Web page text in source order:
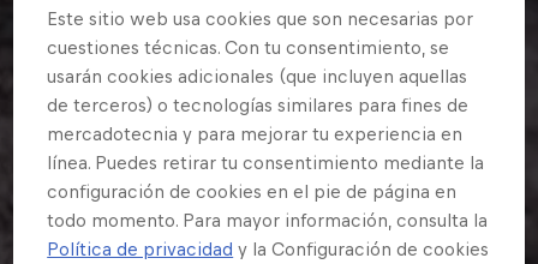
Este sitio web usa cookies que son necesarias por
cuestiones técnicas. Con tu consentimiento, se
usarán cookies adicionales (que incluyen aquellas
de terceros) o tecnologías similares para fines de
mercadotecnia y para mejorar tu experiencia en
línea. Puedes retirar tu consentimiento mediante la
configuración de cookies en el pie de página en
todo momento. Para mayor información, consulta la
Política de privacidad y la Configuración de cookies